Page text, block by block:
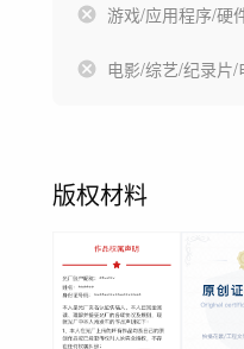
游戏/应用程序/硬
电影/综艺/纪录片
版权材料